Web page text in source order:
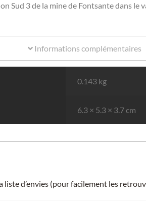
Sud 3 de la mine de Fontsante dans le
Informations complémentaires
0.143 kg
6.3 × 5.3 × 3.7 cm
liste d’envies (pour facilement les